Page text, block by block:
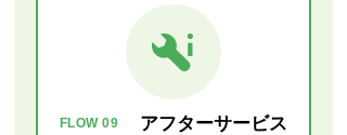
FLOW 09 アフターサービス